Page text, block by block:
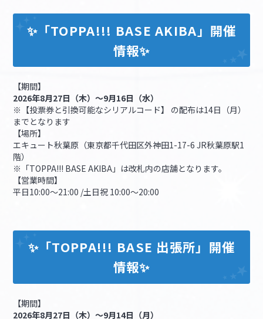
✨「TOPPA!!! BASE AKIBA」開催
情報✨
【期間】
2026年8月27日（木）～9月16日（水）
※【投票券と引換可能なシリアルコード】 の配布は14日（月）
までとなります
【場所】
エキュート秋葉原（東京都千代田区外神田1-17-6 JR秋葉原駅1
階）
※「TOPPA!!! BASE AKIBA」は改札内の店舗となります。
【営業時間】
平日10:00～21:00 /土日祝 10:00～20:00
✨「TOPPA!!! BASE 出張所」開催
情報✨
【期間】
2026年8月27日（木）～9月14日（月）